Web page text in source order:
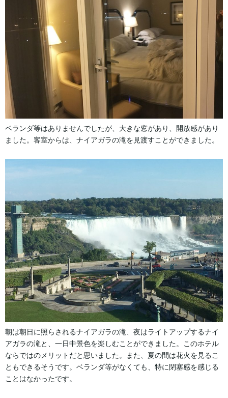
ベランダ等はありませんでしたが、大きな窓があり、開放感があり
ました。客室からは、ナイアガラの滝を見渡すことができました。
朝は朝日に照らされるナイアガラの滝、夜はライトアップするナイ
アガラの滝と、一日中景色を楽しむことができました。このホテル
ならではのメリットだと思いました。また、夏の間は花火を見るこ
ともできるそうです。ベランダ等がなくても、特に閉塞感を感じる
ことはなかったです。